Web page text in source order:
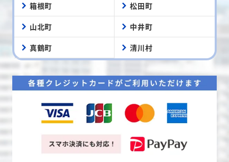
箱根町 松田町
山北町 中井町
真鶴町 清川村